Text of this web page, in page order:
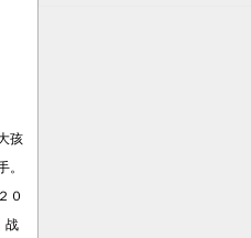
孩
。
０
战